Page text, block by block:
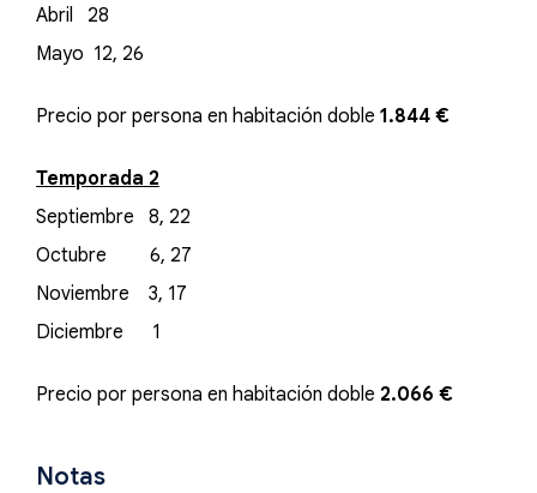
Abril 28
Mayo 12, 26
Precio por persona en habitación doble 1.844 €
Temporada 2
Septiembre 8, 22
Octubre 6, 27
Noviembre 3, 17
Diciembre 1
Precio por persona en habitación doble 2.066 €
Notas